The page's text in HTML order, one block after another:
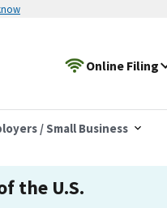
Online Filing
/ Small Business
the U.S.